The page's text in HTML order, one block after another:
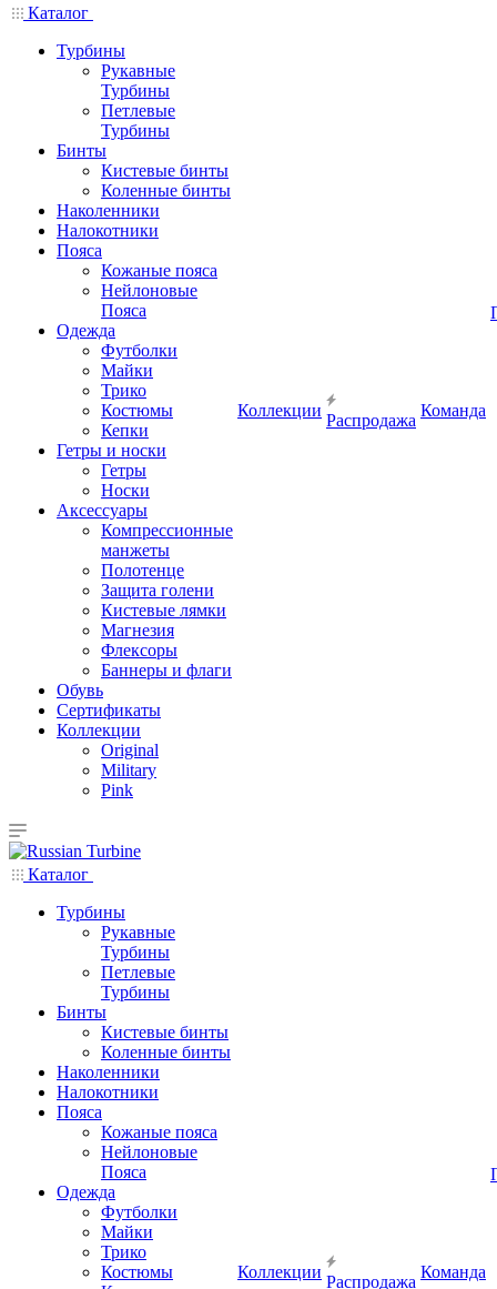
Каталог
Турбины
Рукавные
Турбины
Петлевые
Турбины
Бинты
Кистевые бинты
Коленные бинты
Наколенники
Налокотники
Пояса
Кожаные пояса
Нейлоновые
Пояса
Одежда
Футболки
Майки
Трико
Костюмы
Кепки
Гетры и носки
Гетры
Носки
Аксессуары
Компрессионные
манжеты
Полотенце
Защита голени
Кистевые лямки
Магнезия
Флексоры
Баннеры и флаги
Обувь
Сертификаты
Коллекции
Original
Military
Pink
Коллекции
Распродажа
Команда
Каталог
Турбины
Рукавные
Турбины
Петлевые
Турбины
Бинты
Кистевые бинты
Коленные бинты
Наколенники
Налокотники
Пояса
Кожаные пояса
Нейлоновые
Пояса
Одежда
Футболки
Майки
Трико
Костюмы
Коллекции
Распродажа
Команда